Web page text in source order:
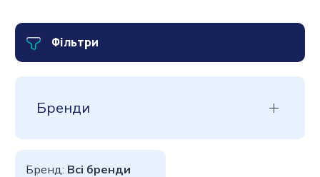
Фільтри
Бренди
Бренд: Всі бренди